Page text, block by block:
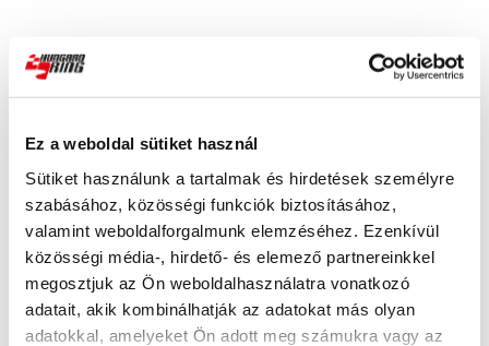
Ez a weboldal sütiket használ
Sütiket használunk a tartalmak és hirdetések személyre
szabásához, közösségi funkciók biztosításához,
valamint weboldalforgalmunk elemzéséhez. Ezenkívül
közösségi média-, hirdető- és elemező partnereinkkel
megosztjuk az Ön weboldalhasználatra vonatkozó
adatait, akik kombinálhatják az adatokat más olyan
adatokkal, amelyeket Ön adott meg számukra vagy az